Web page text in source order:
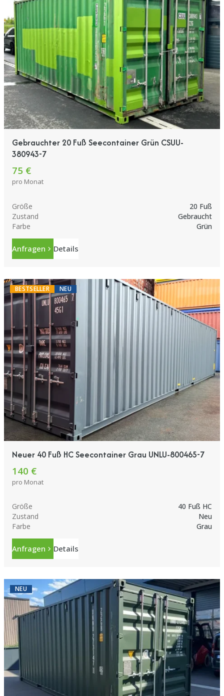
Gebrauchter 20 Fuß Seecontainer Grün CSUU-
380943-7
75 €
pro Monat
Größe
20 Fuß
Zustand
Gebraucht
Farbe
Grün
Anfragen Details
BESTSELLER NEU
Neuer 40 Fuß HC Seecontainer Grau UNLU-800465-7
140 €
pro Monat
Größe
40 Fuß HC
Zustand
Neu
Farbe
Grau
Anfragen Details
NEU